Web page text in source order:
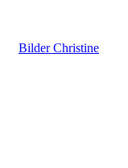
Bilder Christine